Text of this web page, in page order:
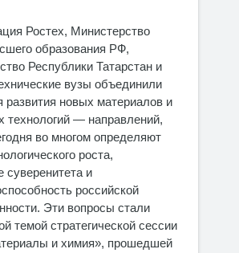
Ростех, Министерство
образования РФ,
Республики Татарстан и
вузы объединили
развития новых материалов и
технологий — направлений,
во многом определяют
роста,
суверенитета и
российской
Эти вопросы стали
темой стратегической сессии
и химия», прошедшей